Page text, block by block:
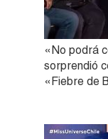
«No podrá
sorprendió
«Fiebre de